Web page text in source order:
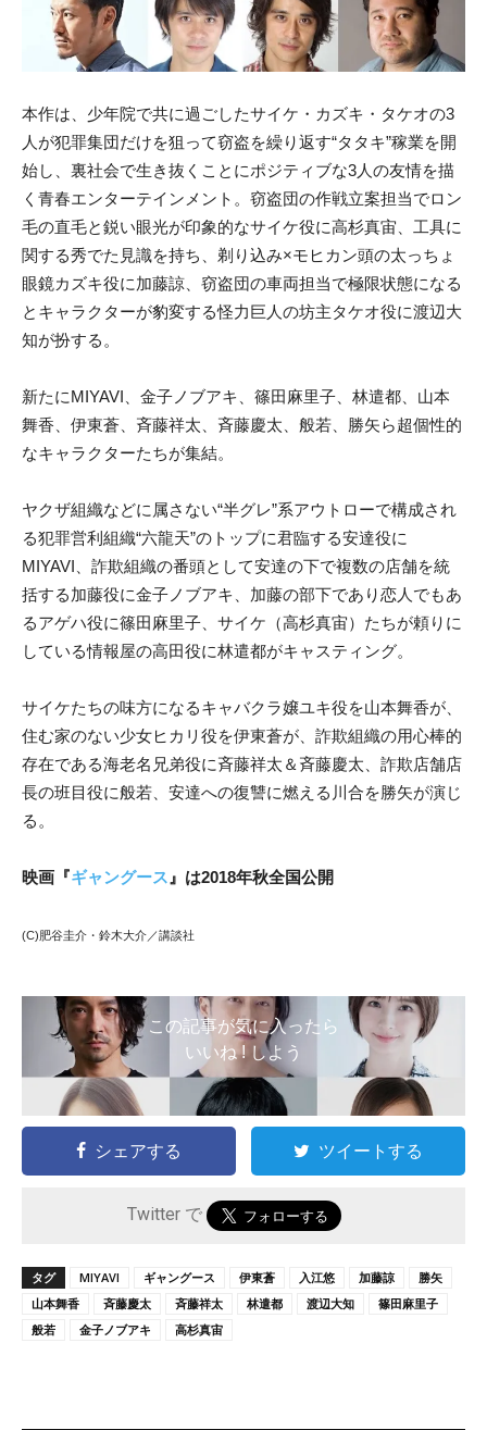
本作は、少年院で共に過ごしたサイケ・カズキ・タケオの3
人が犯罪集団だけを狙って窃盗を繰り返す“タタキ”稼業を開
始し、裏社会で生き抜くことにポジティブな3人の友情を描
く青春エンターテインメント。窃盗団の作戦立案担当でロン
毛の直毛と鋭い眼光が印象的なサイケ役に高杉真宙、工具に
関する秀でた見識を持ち、剃り込み×モヒカン頭の太っちょ
眼鏡カズキ役に加藤諒、窃盗団の車両担当で極限状態になる
とキャラクターが豹変する怪力巨人の坊主タケオ役に渡辺大
知が扮する。
新たにMIYAVI、金子ノブアキ、篠田麻里子、林遣都、山本
舞香、伊東蒼、斉藤祥太、斉藤慶太、般若、勝矢ら超個性的
なキャラクターたちが集結。
ヤクザ組織などに属さない“半グレ”系アウトローで構成され
る犯罪営利組織“六龍天”のトップに君臨する安達役に
MIYAVI、詐欺組織の番頭として安達の下で複数の店舗を統
括する加藤役に金子ノブアキ、加藤の部下であり恋人でもあ
るアゲハ役に篠田麻里子、サイケ（高杉真宙）たちが頼りに
している情報屋の高田役に林遣都がキャスティング。
サイケたちの味方になるキャバクラ嬢ユキ役を山本舞香が、
住む家のない少女ヒカリ役を伊東蒼が、詐欺組織の用心棒的
存在である海老名兄弟役に斉藤祥太＆斉藤慶太、詐欺店舗店
長の班目役に般若、安達への復讐に燃える川合を勝矢が演じ
る。
映画『ギャングース 』は2018年秋全国公開
(C)肥谷圭介・鈴木大介／講談社
この記事が気に入ったら
いいね ! しよう
シェアする ツイートする
Twitter で
タグ MIYAVI ギャングース 伊東蒼 入江悠 加藤諒
勝矢
山本舞香
斉藤慶太 斉藤祥太 林遣都 渡辺大知
篠田麻里子
般若
金子ノブアキ 高杉真宙